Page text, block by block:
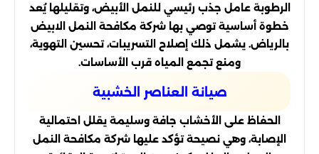
الرطوبة عامل جذب رئيسي للنمل الأبيض، وتقليلها يُعد
خطوة أساسية توصي بها شركة مكافحة النمل الابيض
بالرياض. يشمل ذلك إصلاح التسريبات، تحسين التهوية،
ومنع تجمع المياه قرب الأساسات.
صيانة العناصر الخشبية
الحفاظ على الأخشاب جافة وسليمة يقلل احتمالية
الإصابة، وهي نصيحة تؤكد عليها شركة مكافحة النمل